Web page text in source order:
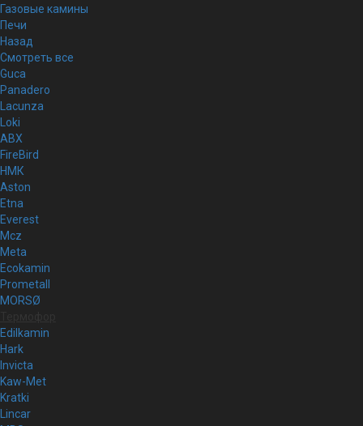
Газовые камины
Печи
Назад
Смотреть все
Guca
Panadero
Lacunza
Loki
ABX
FireBird
НМК
Aston
Etna
Everest
Mcz
Meta
Ecokamin
Prometall
MORSØ
Edilkamin
Hark
Invicta
Kaw-Met
Kratki
Lincar